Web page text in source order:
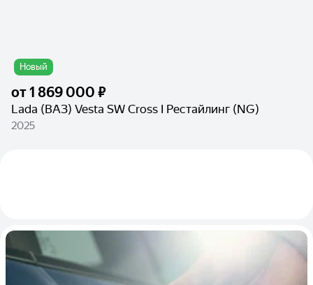
Новый
от1 869 000 ₽
Lada (ВАЗ) Vesta SW Cross I Рестайлинг (NG)
2025